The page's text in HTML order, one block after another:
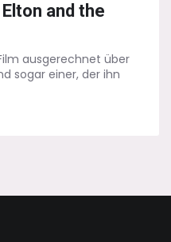
and the
ausgerechnet über
sogar einer, der ihn